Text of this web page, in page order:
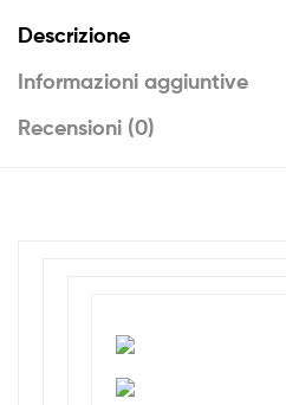
Descrizione
Informazioni aggiuntive
Recensioni (0)